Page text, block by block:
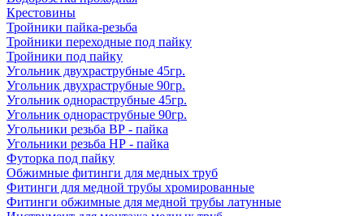
Крестовины
Тройники пайка-резьба
Тройники переходные под пайку
Тройники под пайку
Угольник двухраструбные 45гр.
Угольник двухраструбные 90гр.
Угольник однораструбные 45гр.
Угольник однораструбные 90гр.
Угольники резьба ВР - пайка
Угольники резьба НР - пайка
Футорка под пайку
Обжимные фитинги для медных труб
Фитинги для медной трубы хромированные
Фитинги обжимные для медной трубы латунные